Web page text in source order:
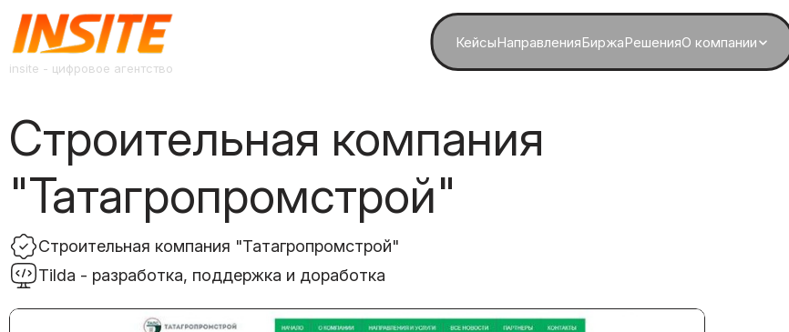
insite - цифровое агентство
КейсыНаправленияБиржаРешенияО компании
Строительная компания
"Татагропромстрой"
Строительная компания "Татагропромстрой"
Tilda - разработка, поддержка и доработка